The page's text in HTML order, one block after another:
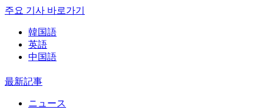
주요 기사 바로가기
韓国語
英語
中国語
最新記事
ニュース